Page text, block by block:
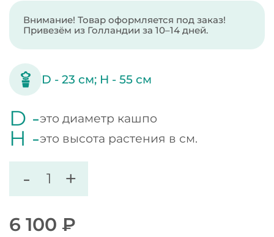
Внимание! Товар оформляется под заказ!
Привезём из Голландии за 10–14 дней.
D -23 см; H -55 см
D -это диаметр кашпо
H -это высота растения в см.
- +
6 100 ₽